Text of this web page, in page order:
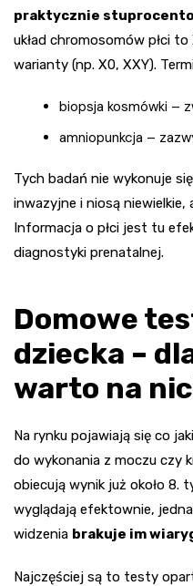
praktycznie
układ chromosomów płci
warianty (np. X0, XXY).
biopsja kosmówki –
amniopunkcja –
Tych badań nie wykonuje
inwazyjne i niosą niewielkie,
Informacja o płci jest tu
diagnostyki prenatalnej.
Domowe
dziecka –
warto na
Na rynku pojawiają się co
do wykonania z moczu czy
obiecują wynik już około 8.
wyglądają efektownie,
widzenia brakuje im
Najczęściej są to testy